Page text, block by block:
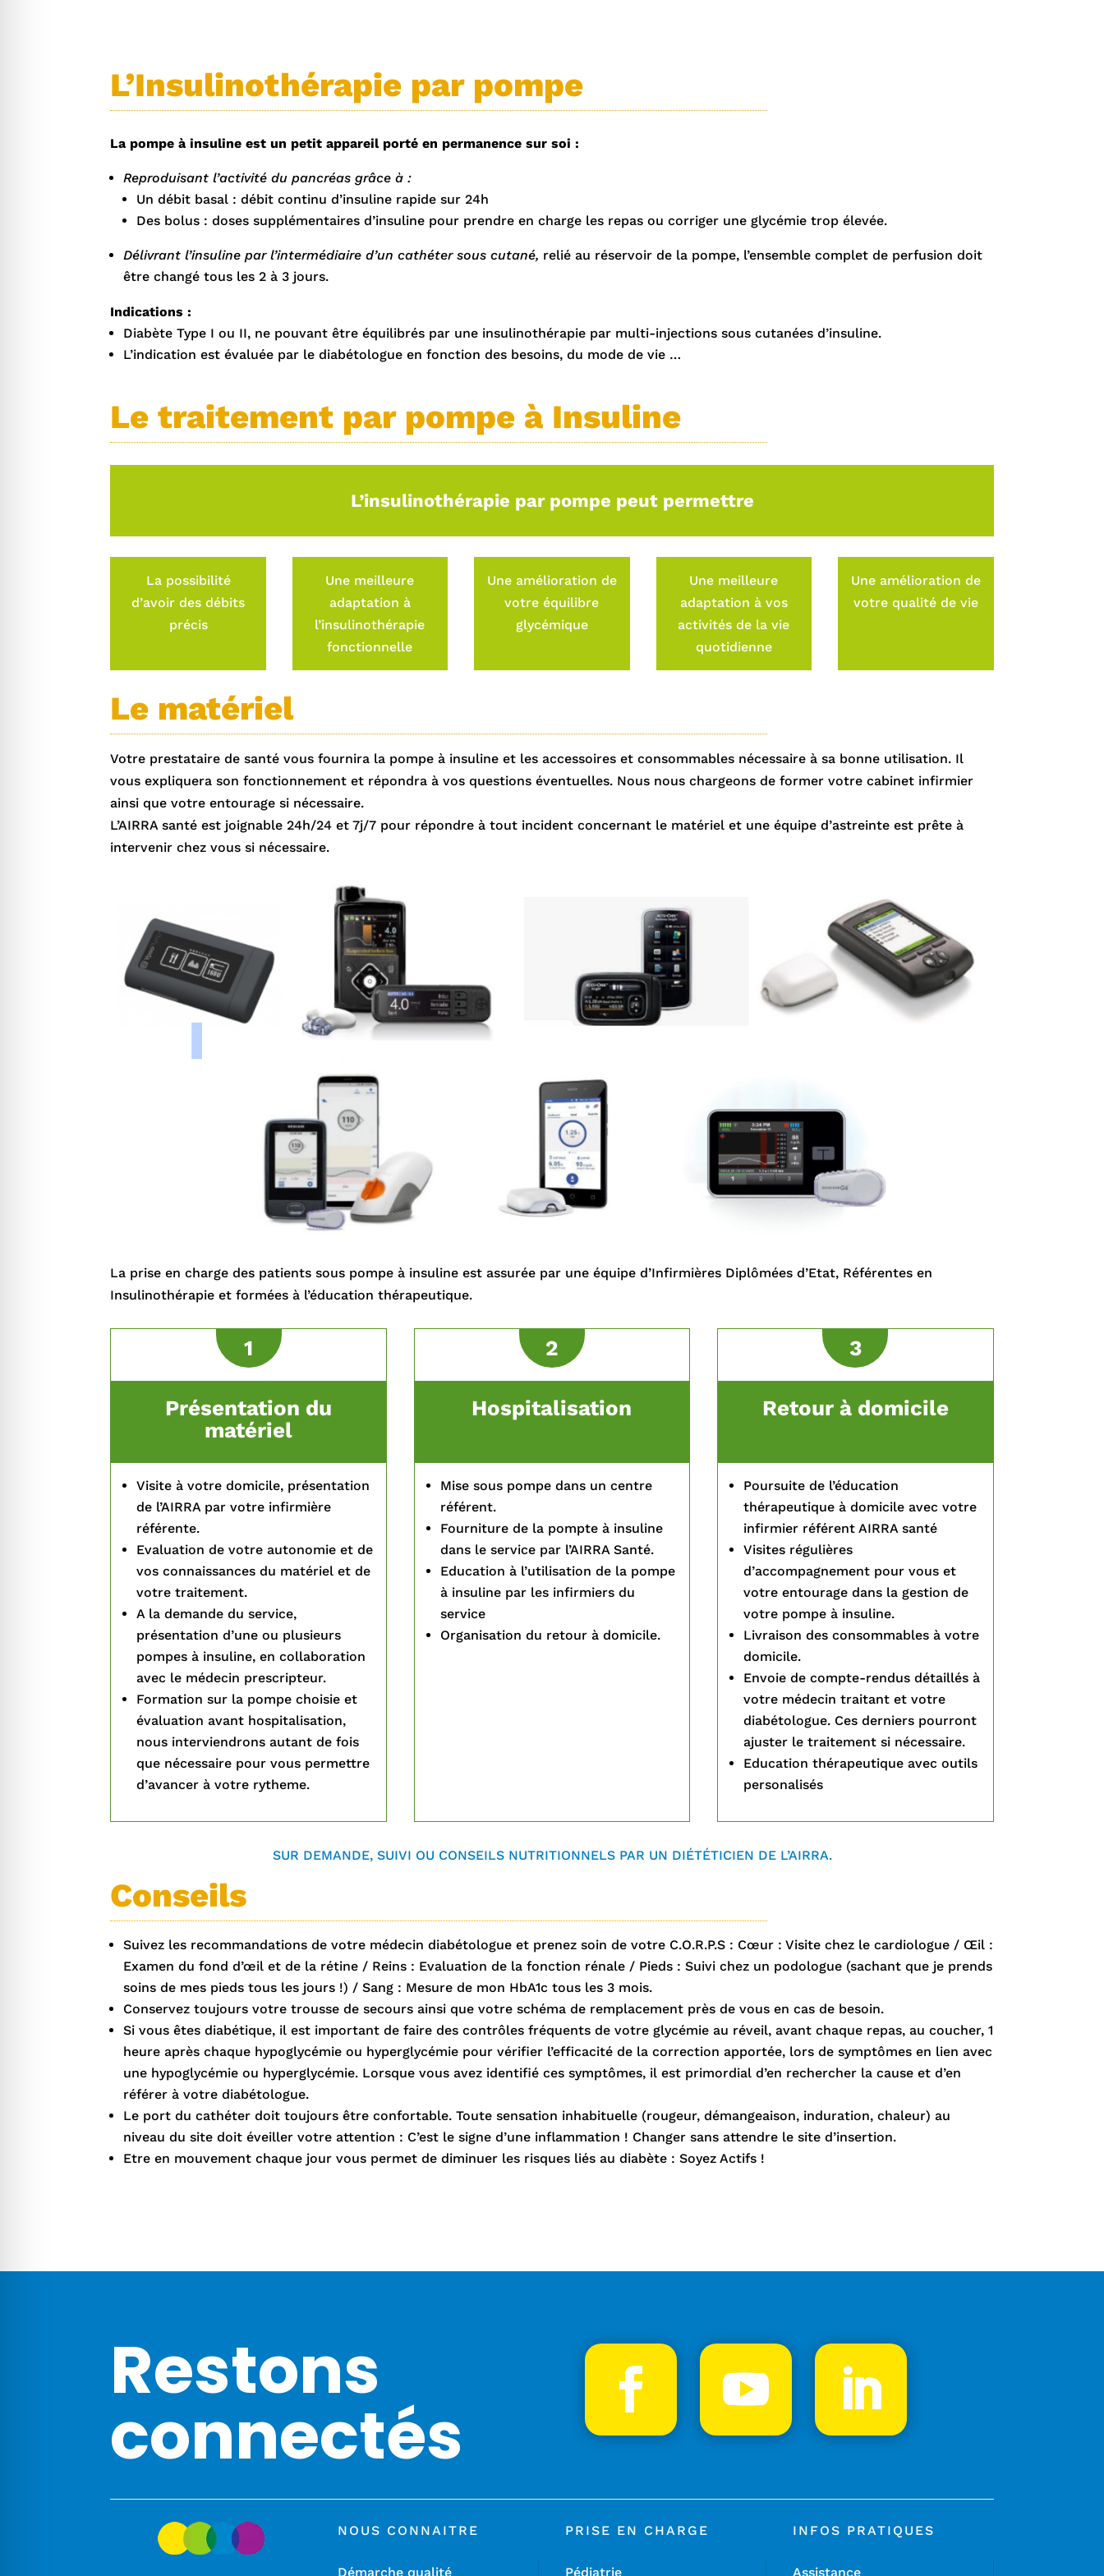
L’Insulinothérapie par pompe
La pompe à insuline est un petit appareil porté en permanence sur soi :
Reproduisant l’activité du pancréas grâce à :
Un débit basal : débit continu d’insuline rapide sur 24h
Des bolus : doses supplémentaires d’insuline pour prendre en charge les repas ou corriger une glycémie trop élevée.
Délivrant l’insuline par l’intermédiaire d’un cathéter sous cutané, relié au réservoir de la pompe, l’ensemble complet de perfusion doit
être changé tous les 2 à 3 jours.
Indications :
Diabète Type I ou II, ne pouvant être équilibrés par une insulinothérapie par multi-injections sous cutanées d’insuline.
L’indication est évaluée par le diabétologue en fonction des besoins, du mode de vie …
Le traitement par pompe à Insuline
L’insulinothérapie par pompe peut permettre
La possibilité
d’avoir des débits
précis
Une meilleure
adaptation à
l’insulinothérapie
fonctionnelle
Une amélioration de
votre équilibre
glycémique
Une meilleure
adaptation à vos
activités de la vie
quotidienne
Une amélioration de
votre qualité de vie
Le matériel
Votre prestataire de santé vous fournira la pompe à insuline et les accessoires et consommables nécessaire à sa bonne utilisation. Il
vous expliquera son fonctionnement et répondra à vos questions éventuelles. Nous nous chargeons de former votre cabinet infirmier
ainsi que votre entourage si nécessaire.
L’AIRRA santé est joignable 24h/24 et 7j/7 pour répondre à tout incident concernant le matériel et une équipe d’astreinte est prête à
intervenir chez vous si nécessaire.
La prise en charge des patients sous pompe à insuline est assurée par une équipe d’Infirmières Diplômées d’Etat, Référentes en
Insulinothérapie et formées à l’éducation thérapeutique.
1
Présentation du
matériel
Visite à votre domicile, présentation
de l’AIRRA par votre infirmière
référente.
Evaluation de votre autonomie et de
vos connaissances du matériel et de
votre traitement.
A la demande du service,
présentation d’une ou plusieurs
pompes à insuline, en collaboration
avec le médecin prescripteur.
Formation sur la pompe choisie et
évaluation avant hospitalisation,
nous interviendrons autant de fois
que nécessaire pour vous permettre
d’avancer à votre rytheme.
2
Hospitalisation
Mise sous pompe dans un centre
référent.
Fourniture de la pompte à insuline
dans le service par l’AIRRA Santé.
Education à l’utilisation de la pompe
à insuline par les infirmiers du
service
Organisation du retour à domicile.
3
Retour à domicile
Poursuite de l’éducation
thérapeutique à domicile avec votre
infirmier référent AIRRA santé
Visites régulières
d’accompagnement pour vous et
votre entourage dans la gestion de
votre pompe à insuline.
Livraison des consommables à votre
domicile.
Envoie de compte-rendus détaillés à
votre médecin traitant et votre
diabétologue. Ces derniers pourront
ajuster le traitement si nécessaire.
Education thérapeutique avec outils
personalisés
SUR DEMANDE, SUIVI OU CONSEILS NUTRITIONNELS PAR UN DIÉTÉTICIEN DE L’AIRRA.
Conseils
Suivez les recommandations de votre médecin diabétologue et prenez soin de votre C.O.R.P.S : Cœur : Visite chez le cardiologue / Œil :
Examen du fond d’œil et de la rétine / Reins : Evaluation de la fonction rénale / Pieds : Suivi chez un podologue (sachant que je prends
soins de mes pieds tous les jours !) / Sang : Mesure de mon HbA1c tous les 3 mois.
Conservez toujours votre trousse de secours ainsi que votre schéma de remplacement près de vous en cas de besoin.
Si vous êtes diabétique, il est important de faire des contrôles fréquents de votre glycémie au réveil, avant chaque repas, au coucher, 1
heure après chaque hypoglycémie ou hyperglycémie pour vérifier l’efficacité de la correction apportée, lors de symptômes en lien avec
une hypoglycémie ou hyperglycémie. Lorsque vous avez identifié ces symptômes, il est primordial d’en rechercher la cause et d’en
référer à votre diabétologue.
Le port du cathéter doit toujours être confortable. Toute sensation inhabituelle (rougeur, démangeaison, induration, chaleur) au
niveau du site doit éveiller votre attention : C’est le signe d’une inflammation ! Changer sans attendre le site d’insertion.
Etre en mouvement chaque jour vous permet de diminuer les risques liés au diabète : Soyez Actifs !
Restons
connectés
NOUS CONNAITRE
Démarche qualité
PRISE EN CHARGE
Pédiatrie
INFOS PRATIQUES
Assistance
sécurisé épilepsie